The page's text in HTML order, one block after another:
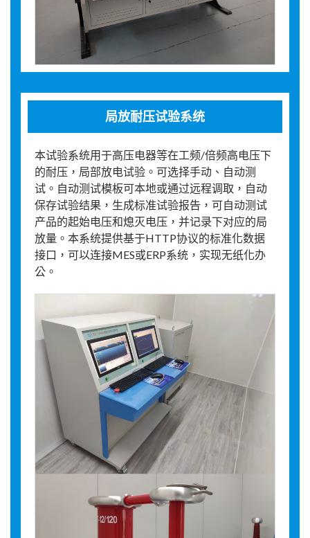
局放耐压试验系统
本试验系统用于高压电器等在工频/倍频高电压下
的耐压，局部放电试验。可选择手动、自动测
试。自动测试模板可本地或通过远程调取，自动
保存试验结果，生成标准试验报告，可自动测试
产品的起始电压和熄灭电压，并记录下对应的局
放量。本系统提供基于HTTP协议的标准化数据
接口，可以连接MES或ERP系统，实现无纸化办
公。